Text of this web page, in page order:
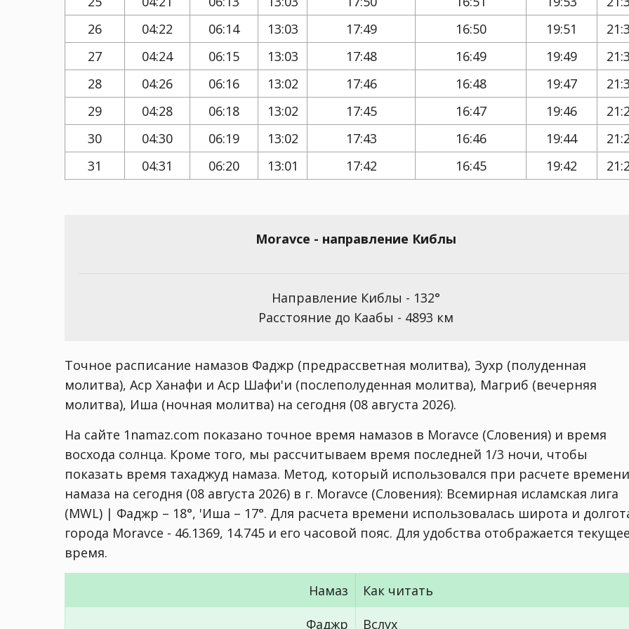
26
04:22 06:14 13:03 17:49 16:50 19:51
27
04:24 06:15 13:03 17:48 16:49 19:49
28
04:26 06:16 13:02 17:46 16:48 19:47
29
04:28 06:18 13:02 17:45 16:47 19:46
30
04:30 06:19 13:02 17:43 16:46 19:44
31
04:31 06:20 13:01 17:42 16:45 19:42
Moravce - направление Киблы
Направление Киблы - 132°
Расстояние до Каабы - 4893 км
Точное расписание намазов Фаджр (предрассветная молитва), Зухр (полуденная
молитва), Аср Ханафи и Аср Шафи'и (послеполуденная молитва), Магриб (вечерняя
молитва), Иша (ночная молитва) на сегодня (08 августа 2026).
На сайте 1namaz.com показано точное время намазов в Moravce (Словения) и время
восхода солнца. Кроме того, мы рассчитываем время последней 1/3 ночи, чтобы
показать время тахаджуд намаза. Метод, который использовался при расчете времени
намаза на сегодня (08 августа 2026) в г. Moravce (Словения): Всемирная исламская лига
(MWL) | Фаджр – 18°, 'Иша – 17°. Для расчета времени использовалась широта и
города Moravce - 46.1369, 14.745 и его часовой пояс. Для удобства отображается текущее
время.
Намаз
Как читать
Фаджр
Вслух